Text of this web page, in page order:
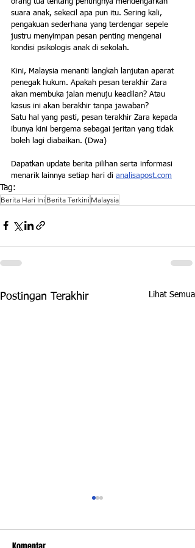
suara anak, sekecil apa pun itu. Sering kali,
pengakuan sederhana yang terdengar sepele
justru menyimpan pesan penting mengenai
kondisi psikologis anak di sekolah.
Kini, Malaysia menanti langkah lanjutan aparat
penegak hukum. Apakah pesan terakhir Zara
akan membuka jalan menuju keadilan? Atau
kasus ini akan berakhir tanpa jawaban?
Satu hal yang pasti, pesan terakhir Zara kepada
ibunya kini bergema sebagai jeritan yang tidak
boleh lagi diabaikan. (Dwa)
Dapatkan update berita pilihan serta informasi
menarik lainnya setiap hari di analisapost.com
Tag:
Berita Hari Ini Berita Terkini Malaysia
Postingan Terakhir Lihat Semua